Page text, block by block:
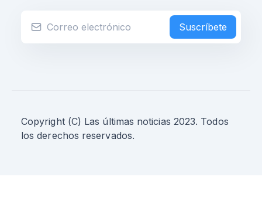
Suscríbete
Copyright (C) Las últimas noticias 2023. Todos
los derechos reservados.